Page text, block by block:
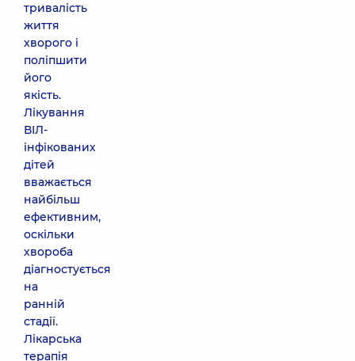
тривалість
життя
хворого і
поліпшити
його
якість.
Лікування
ВІЛ-
інфікованих
дітей
вважається
найбільш
ефективним,
оскільки
хвороба
діагностується
на
ранній
стадії.
Лікарська
терапія